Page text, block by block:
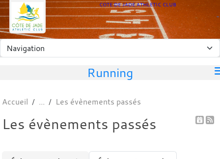
COTE DE JADE ATHLETIC CLUB
Running
Accueil Les évènements passés
Les évènements passés
Panneau de gestion des cookies